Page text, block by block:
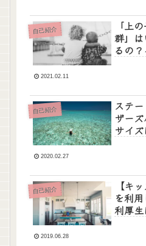
自己紹介
「上
群」
るの
2021.02.11
自己紹介
ステ
ザー
サイ
2020.02.27
自己紹介
【キ
を利
利厚
2019.06.28